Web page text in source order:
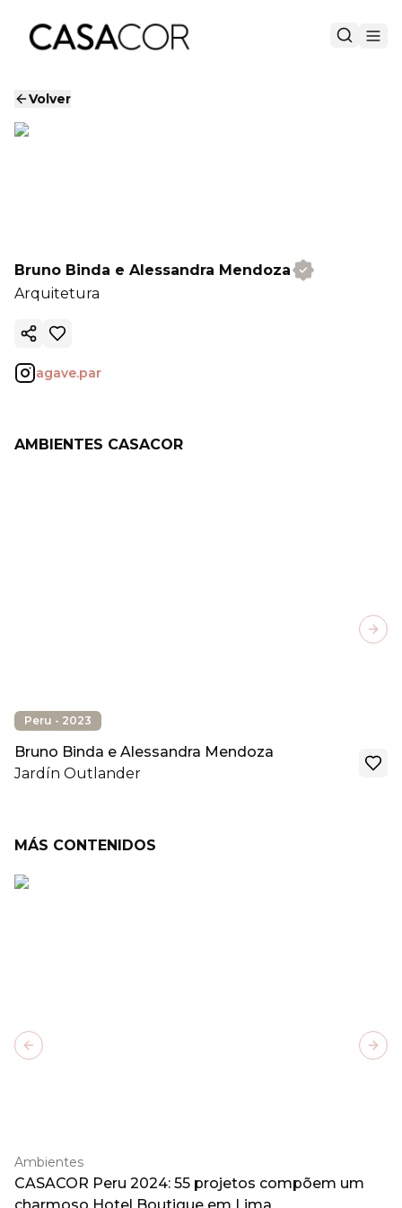
Volver
Bruno Binda e Alessandra Mendoza
Arquitetura
Copiar enlace
agave.par
AMBIENTES CASACOR
Peru - 2023
Bruno Binda e Alessandra Mendoza
Jardín Outlander
MÁS CONTENIDOS
Ambientes
CASACOR Peru 2024: 55 projetos compõem um
Previous slide